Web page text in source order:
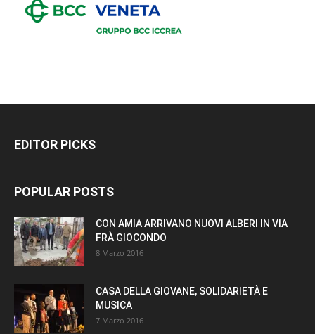
EDITOR PICKS
POPULAR POSTS
CON AMIA ARRIVANO NUOVI ALBERI IN VIA
FRÀ GIOCONDO
8 Marzo 2016
CASA DELLA GIOVANE, SOLIDARIETÀ E
MUSICA
7 Marzo 2016